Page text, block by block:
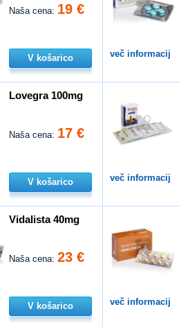
Naša cena: 19 €
V košarico več informacij
Lovegra 100mg
Naša cena: 17 €
V košarico več informacij
Vidalista 40mg
Naša cena:23 €
V košarico več informacij